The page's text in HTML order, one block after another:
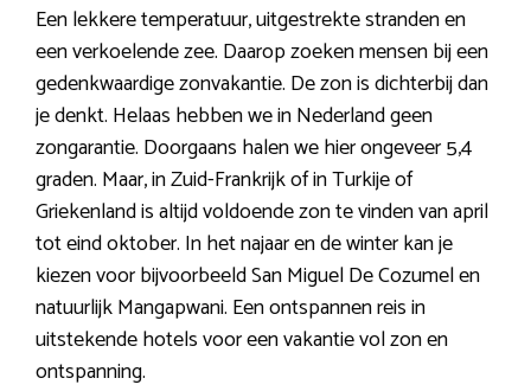
Een lekkere temperatuur, uitgestrekte stranden en
een verkoelende zee. Daarop zoeken mensen bij een
gedenkwaardige zonvakantie. De zon is dichterbij dan
je denkt. Helaas hebben we in Nederland geen
zongarantie. Doorgaans halen we hier ongeveer 5,4
graden. Maar, in Zuid-Frankrijk of in Turkije of
Griekenland is altijd voldoende zon te vinden van april
tot eind oktober. In het najaar en de winter kan je
kiezen voor bijvoorbeeld San Miguel De Cozumel en
natuurlijk Mangapwani. Een ontspannen reis in
uitstekende hotels voor een vakantie vol zon en
ontspanning.